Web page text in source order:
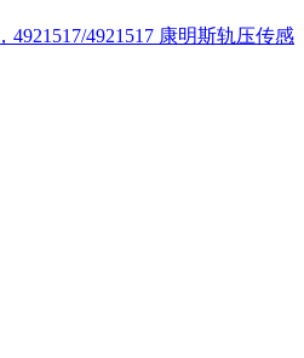
康明斯轨压传感